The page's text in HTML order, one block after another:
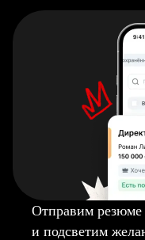
Отправим
и подсветим